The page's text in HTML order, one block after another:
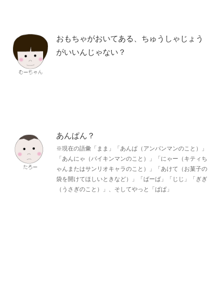
おもちゃがおいてある、ちゅうしゃじょう
がいいんじゃない？
あんぱん？
※現在の語彙「まま」「あんぱ（アンパンマンのこと）」
「あんにゃ（バイキンマンのこと）」「にゃー（キティち
ゃんまたはサンリオキャラのこと）」「あけて（お菓子の
袋を開けてほしいときなど）」「ばーば」「じじ」「ぎぎ
（うさぎのこと）」、そしてやっと「ぱぱ」